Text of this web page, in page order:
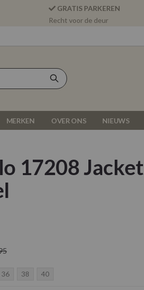
GRATIS PARKEREN
Recht voor de deur
MERKEN OVER ONS NIEUWS
17208 Jacket
36 38 40